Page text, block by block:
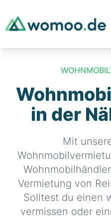
in der
Mit
Vermietung von
Solltest du einen
vermissen oder